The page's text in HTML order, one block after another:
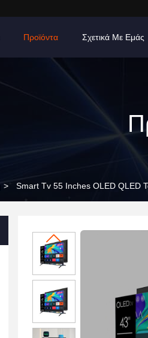
Προϊόντα Σχετικά Με Εμάς
> Smart Tv 55 Inches OLED QLED